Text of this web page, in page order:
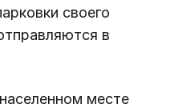
своего
в
месте